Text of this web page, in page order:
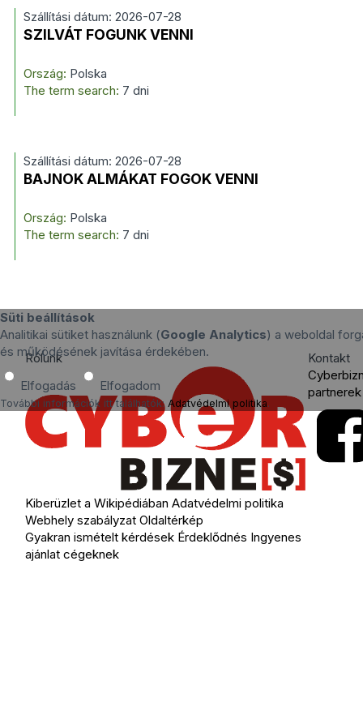
Szállítási dátum: 2026-07-28
SZILVÁT FOGUNK VENNI
Ország: Polska
The term search: 7 dni
Szállítási dátum: 2026-07-28
BAJNOK ALMÁKAT FOGOK VENNI
Ország: Polska
The term search: 7 dni
Süti beállítások
Analitikai sütiket használunk (Google Analytics) a weboldal
és működésének javítása érdekében.
Elfogadás Elfogadom
További információk itt találhatók: Adatvédelmi politika.
Rólunk
Kiberüzlet a Wikipédiában Adatvédelmi politika
Webhely szabályzat Oldaltérkép
Gyakran ismételt kérdések Érdeklődnés Ingyenes
ajánlat cégeknek
Kontakt
partnerek